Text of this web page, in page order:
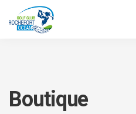
Boutique